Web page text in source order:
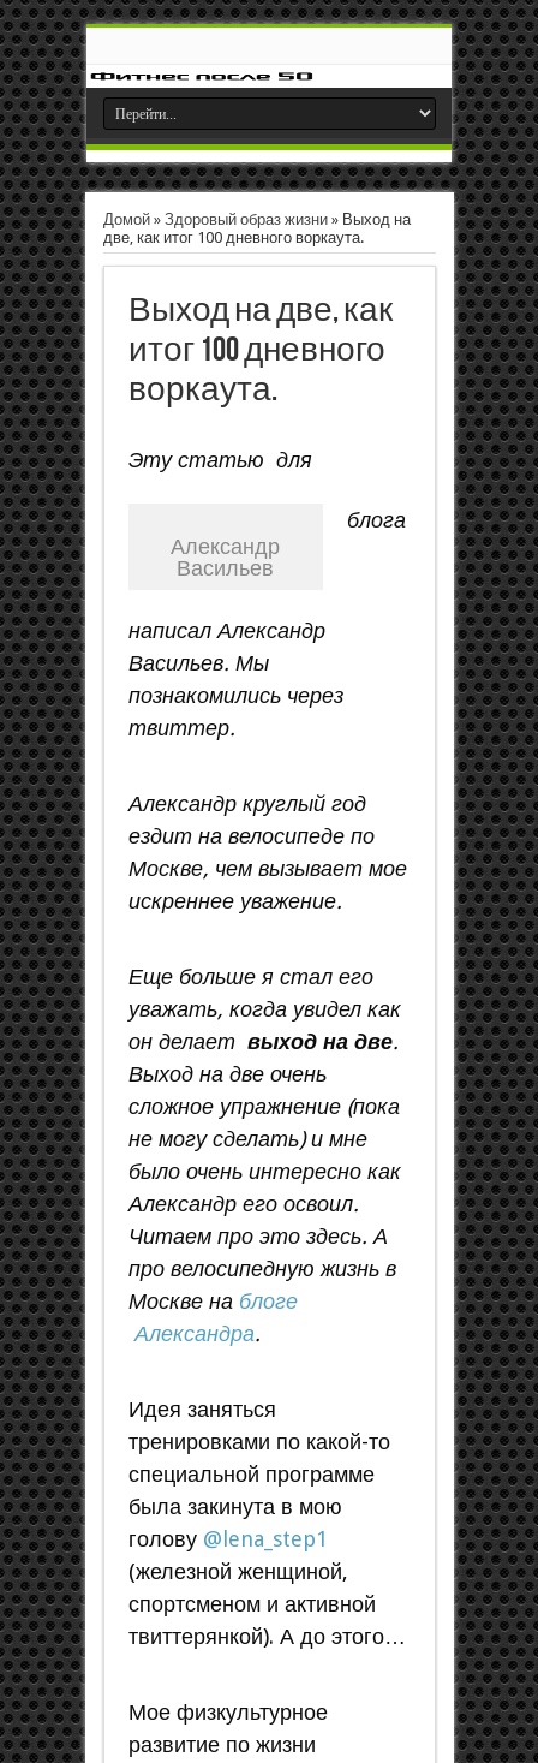
Домой» Здоровый образ жизни» Выход на
две, как итог 100 дневного воркаута.
Выход на две, как
итог 100 дневного
воркаута.
Александр
Васильев
Эту статью для
блога
написал Александр
Васильев. Мы
познакомились через
твиттер.
Александр круглый год
ездит на велосипеде по
Москве, чем вызывает мое
искреннее уважение.
Еще больше я стал его
уважать, когда увидел как
он делает выход на две.
Выход на две очень
сложное упражнение (пока
не могу сделать) и мне
было очень интересно как
Александр его освоил.
Читаем про это здесь. А
про велосипедную жизнь в
Москве на блоге
Александра.
Идея заняться
тренировками по какой-то
специальной программе
была закинута в мою
голову @lena_step1
(железной женщиной,
спортсменом и активной
твиттерянкой). А до этого…
Мое физкультурное
развитие по жизни